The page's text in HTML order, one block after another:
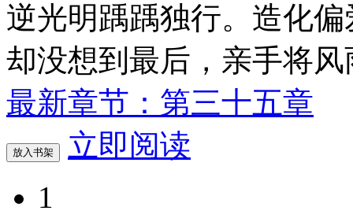
逆光明踽踽独行。造化
却没想到最后，亲手将
最新章节：第三十五章
放入书架
立即阅读
1